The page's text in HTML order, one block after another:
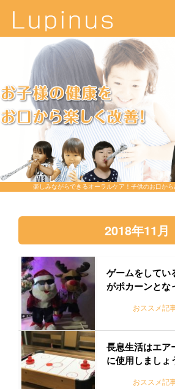
楽しみながらできるオーラルケア！子供のお口から
2018年11月
ゲームをしてい
がポカーンとな
おススメ記
長息生活はエア
に使用しましょ
おススメ記